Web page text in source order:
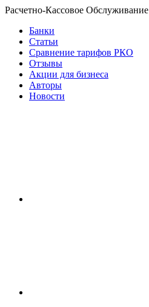
Расчетно-Кассовое Обслуживание
Банки
Статьи
Сравнение тарифов РКО
Отзывы
Акции для бизнеса
Авторы
Новости